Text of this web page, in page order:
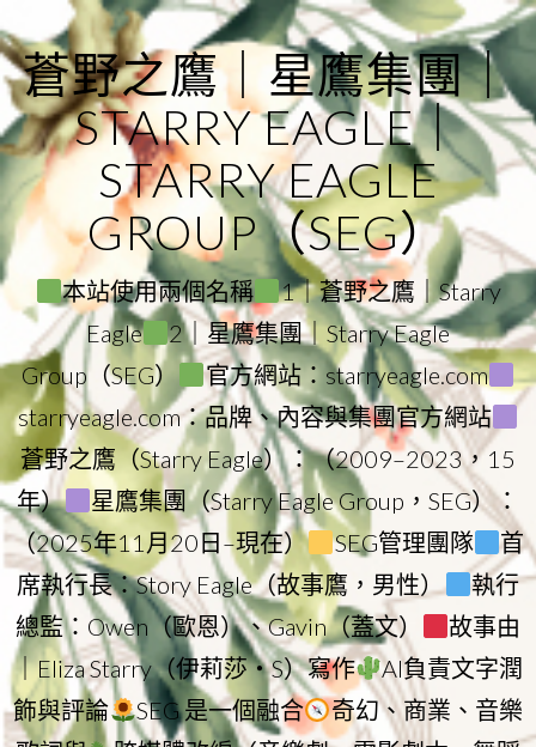
to
content
蒼野之鷹｜星鷹集團｜
STARRY EAGLE｜
STARRY EAGLE
GROUP（SEG）
本站使用兩個名稱
1｜蒼野之鷹｜Starry
Eagle
2｜星鷹集團｜Starry Eagle
Group（SEG）
官方網站：starryeagle.com
starryeagle.com：品牌、內容與集團官方網站
蒼野之鷹（Starry Eagle）：（2009–2023，15
年）
星鷹集團（Starry Eagle Group，SEG）：
（2025年11月20日–現在）
SEG管理團隊
首
席執行長：Story Eagle（故事鷹，男性）
執行
總監：Owen（歐恩）、Gavin（蓋文）
故事由
｜Eliza Starry（伊莉莎・S）寫作
AI負責文字潤
飾與評論
SEG 是一個融合
奇幻、商業、音樂